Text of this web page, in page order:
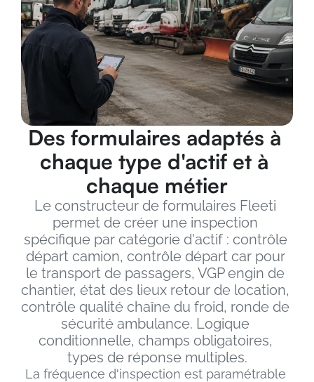
Des formulaires adaptés à
chaque type d'actif et à
chaque métier
Le constructeur de formulaires Fleeti
permet de créer une inspection
spécifique par catégorie d'actif : contrôle
départ camion, contrôle départ car pour
le transport de passagers, VGP engin de
chantier, état des lieux retour de location,
contrôle qualité chaîne du froid, ronde de
sécurité ambulance. Logique
conditionnelle, champs obligatoires,
types de réponse multiples.
La fréquence d'inspection est paramétrable